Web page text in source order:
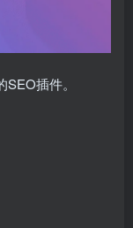
插件。